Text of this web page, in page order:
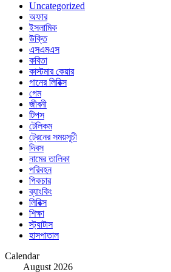
Uncategorized
অফার
ইসলামিক
উক্তি
এসএমএস
কবিতা
কাস্টমার কেয়ার
গানের লিরিক্স
গেম
জীবনী
টিপস
টেলিকম
ট্রেনের সময়সূচী
দিবস
নামের তালিকা
পরিবহন
পিকচার
ব্যাংকিং
লিরিক্স
শিক্ষা
স্ট্যাটাস
হাসপাতাল
Calendar
August 2026